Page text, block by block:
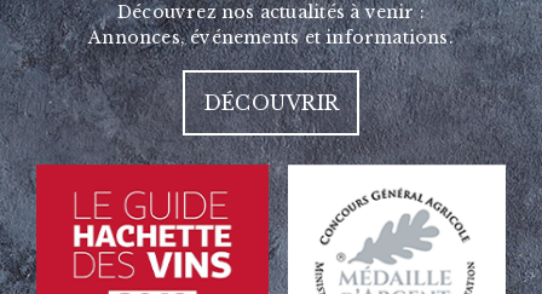
Découvrez nos actualités à venir :
Annonces, événements et informations.
DÉCOUVRIR